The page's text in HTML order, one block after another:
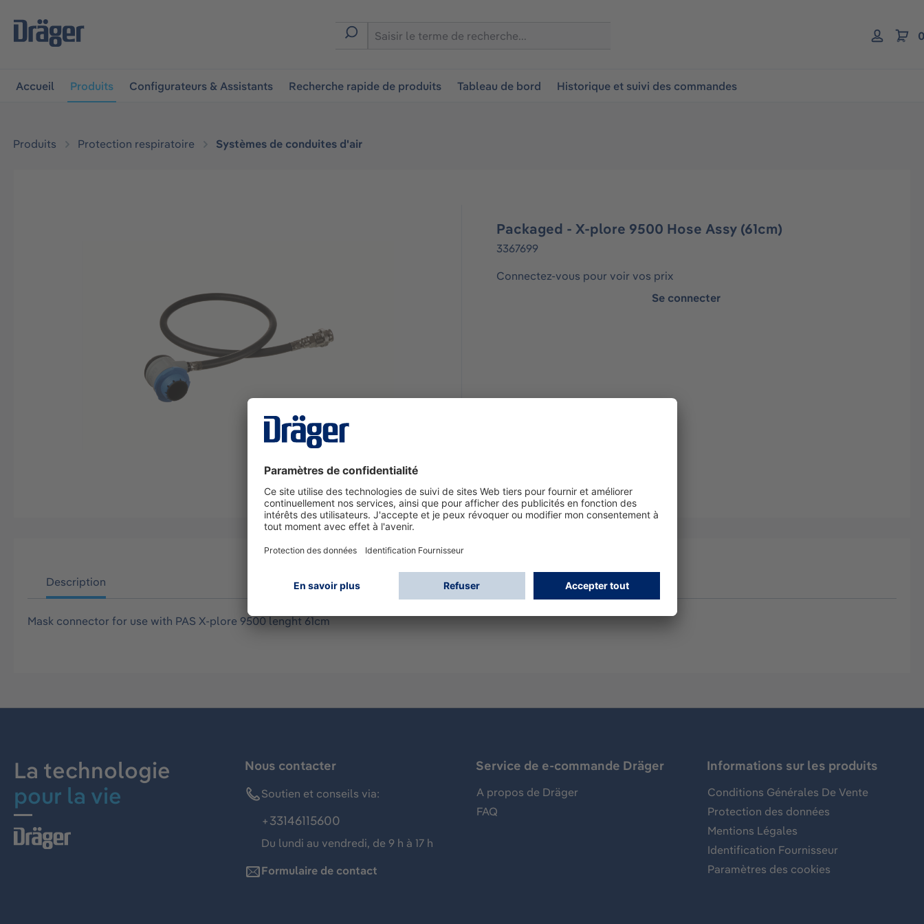
à la navigation principale
Accueil Produits Configurateurs & Assistants Recherche rapide de produits Tableau de bord Historique et suivi des commandes
Produits Protection respiratoire Systèmes de conduites d'air
Packaged - X-plore 9500 Hose Assy (61cm)
3367699
Connectez-vous pour voir vos prix
Se connecter
Description
Mask connector for use with PAS X-plore 9500 lenght 61cm
La technologie
pour la vie
Nous contacter
Soutien et conseils via:
+33146115600
Du lundi au vendredi, de 9 h à 17 h
Formulaire de contact
Service de e-commande Dräger
A propos de Dräger
FAQ
Informations sur les produits
Conditions Générales De Vente
Protection des données
Mentions Légales
Identification Fournisseur
Paramètres des cookies